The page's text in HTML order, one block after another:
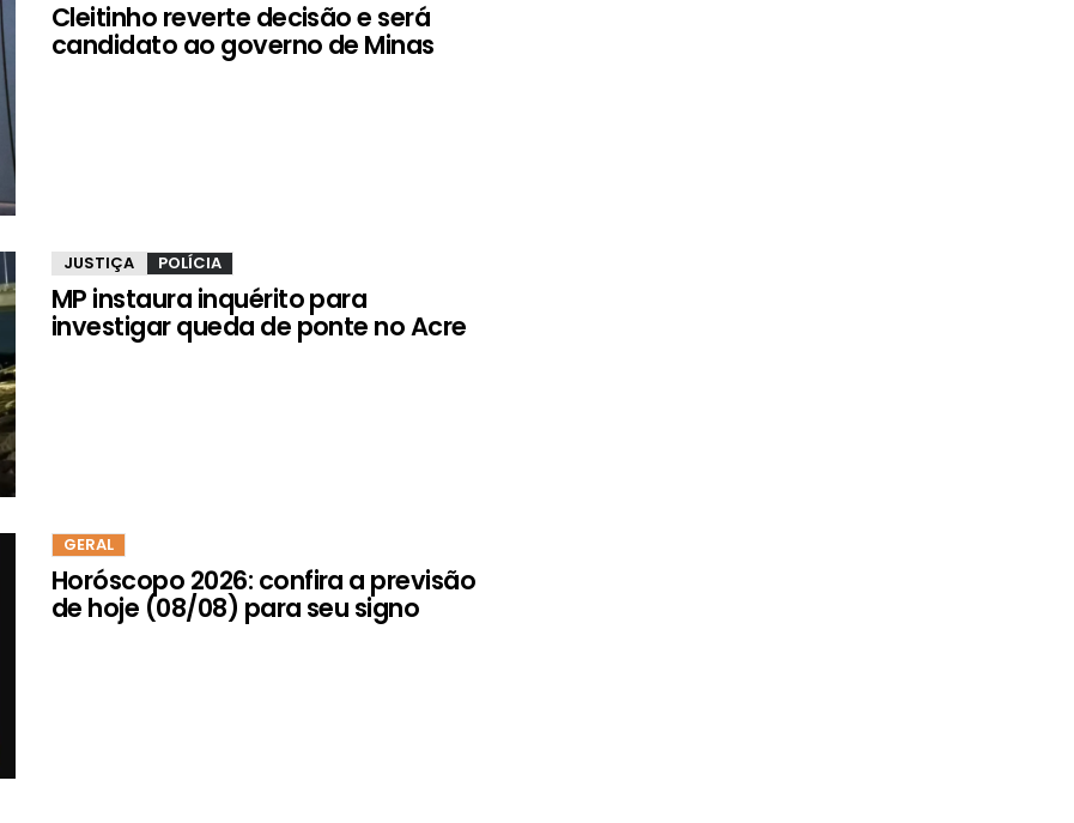
Cleitinho reverte decisão e será
candidato ao governo de Minas
JUSTIÇA POLÍCIA
MP instaura inquérito para
investigar queda de ponte no Acre
GERAL
Horóscopo 2026: confira a previsão
de hoje (08/08) para seu signo